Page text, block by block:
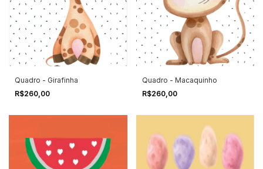
Quadro - Girafinha
R$260,00
Quadro - Macaquinho
R$260,00